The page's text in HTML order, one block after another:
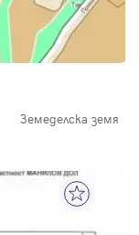
Земеделска земя